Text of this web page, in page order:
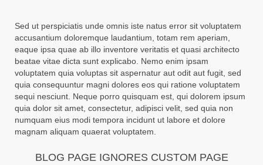
Sed ut perspiciatis unde omnis iste natus error sit voluptatem
accusantium doloremque laudantium, totam rem aperiam,
eaque ipsa quae ab illo inventore veritatis et quasi architecto
beatae vitae dicta sunt explicabo. Nemo enim ipsam
voluptatem quia voluptas sit aspernatur aut odit aut fugit, sed
quia consequuntur magni dolores eos qui ratione voluptatem
sequi nesciunt. Neque porro quisquam est, qui dolorem ipsum
quia dolor sit amet, consectetur, adipisci velit, sed quia non
numquam eius modi tempora incidunt ut labore et dolore
magnam aliquam quaerat voluptatem.
BLOG PAGE IGNORES CUSTOM PAGE